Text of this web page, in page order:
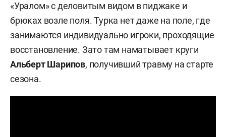
«Уралом» с деловитым видом в пиджаке и
брюках возле поля. Турка нет даже на поле, где
занимаются индивидуально игроки, проходящие
восстановление. Зато там наматывает круги
Альберт Шарипов, получивший травму на старте
сезона.